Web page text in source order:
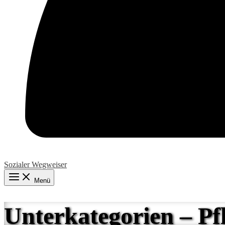
Sozialer Wegweiser
Menü
Unterkategorien –